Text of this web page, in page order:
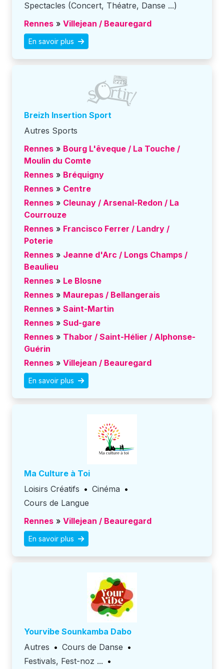
Spectacles (Concert, Théatre, Danse ...)
Rennes » Villejean / Beauregard
En savoir plus
Breizh Insertion Sport
Autres Sports
Rennes » Bourg L'êveque / La Touche /
Moulin du Comte
Rennes » Bréquigny
Rennes » Centre
Rennes » Cleunay / Arsenal-Redon / La
Courrouze
Rennes » Francisco Ferrer / Landry /
Poterie
Rennes » Jeanne d'Arc / Longs Champs /
Beaulieu
Rennes » Le Blosne
Rennes » Maurepas / Bellangerais
Rennes » Saint-Martin
Rennes » Sud-gare
Rennes » Thabor / Saint-Hélier / Alphonse-
Guérin
Rennes » Villejean / Beauregard
En savoir plus
Ma Culture à Toi
Loisirs Créatifs • Cinéma •
Cours de Langue
Rennes » Villejean / Beauregard
En savoir plus
Yourvibe Sounkamba Dabo
Autres • Cours de Danse •
Festivals, Fest-noz ... •